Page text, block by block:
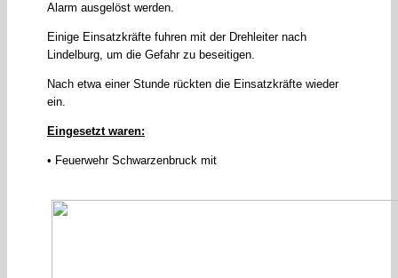
Alarm ausgelöst werden.
Einige Einsatzkräfte fuhren mit der Drehleiter nach
Lindelburg, um die Gefahr zu beseitigen.
Nach etwa einer Stunde rückten die Einsatzkräfte wieder
ein.
Eingesetzt waren:
• Feuerwehr Schwarzenbruck mit